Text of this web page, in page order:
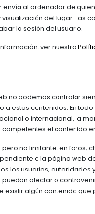
al ordenador de
del lugar. Las
la sesión del usuario.
ver nuestra
no podemos controlar
estos contenidos. En
o internacional, la
el contenido
no limitante, en foros,
a la página web
los usuarios,
afectar o
algún contenido